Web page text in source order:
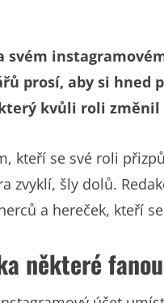
svém
prosí, aby si hned
kvůli roli změnil
kteří se své roli
zvyklí, šly dolů.
a hereček, kteří
některé